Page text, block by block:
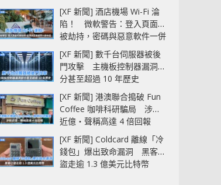
[XF 新聞] 酒店機場 Wi-Fi 淪
陷！ 微軟警告：登入頁面可
被劫持，密碼與惡意軟件一併
中招
[XF 新聞] 數千台伺服器被後
門攻擊 主機板控制器漏洞部
分甚至超過 10 年歷史
[XF 新聞] 港澳聯合搗破 Fun
Coffee 咖啡科研騙局 涉款
近億‧聲稱高達 4 倍回報
[XF 新聞] Coldcard 離線「冷
錢包」爆出致命漏洞 黑客已
盜走逾 1.3 億美元比特幣